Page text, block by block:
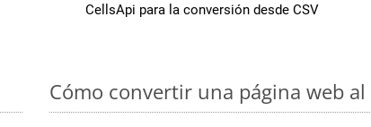
CellsApi para la conversión desde CSV
Cómo convertir una página web